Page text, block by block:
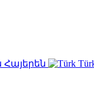
Հայերեն